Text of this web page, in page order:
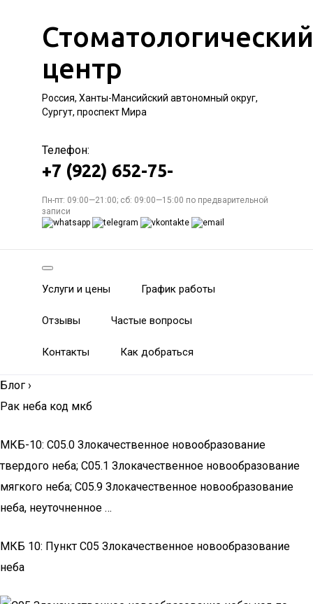
Стоматологический
центр
Россия, Ханты-Мансийский автономный округ,
Сургут, проспект Мира
Телефон:
+7 (922) 652-75-
Пн-пт: 09:00—21:00; сб: 09:00—15:00 по предварительной
записи
Услуги и цены График работы
Отзывы Частые вопросы
Контакты Как добраться
Блог ›
Рак неба код мкб
МКБ-10: C05.0 Злокачественное новообразование
твердого неба; C05.1 Злокачественное новообразование
мягкого неба; C05.9 Злокачественное новообразование
неба, неуточненное …
МКБ 10: Пункт C05 Злокачественное новообразование
неба